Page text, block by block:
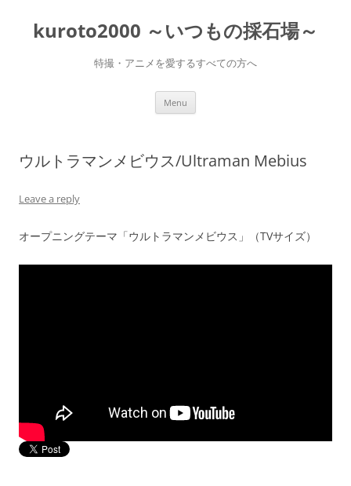
content
kuroto2000 ～いつもの採石場～
特撮・アニメを愛するすべての方へ
Menu
ウルトラマンメビウス/Ultraman Mebius
Leave a reply
オープニングテーマ「ウルトラマンメビウス」（TVサイズ）